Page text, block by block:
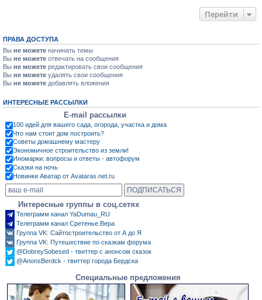
Перейти
ПРАВА ДОСТУПА
Вы не можете начинать темы
Вы не можете отвечать на сообщения
Вы не можете редактировать свои сообщения
Вы не можете удалять свои сообщения
Вы не можете добавлять вложения
ИНТЕРЕСНЫЕ РАССЫЛКИ
E-mail рассылки
100 идей для вашего сада, огорода, участка и дома
Что нам стоит дом построить?
Советы домашнему мастеру
Экономичное строительство из земли!
Иномарки: вопросы и ответы - автофорум
Сказки на ночь
Новинки Аватар от Avataras.net.ru
Интересные группы в соц.сетях
Телеграмм канал YaDumau_RU
Телеграмм канал Сретенье.Вера
Группа VK: Сайтостроительство от А до Я
Группа VK: Путешествие по сказкам форума
@DobreySobesed - твиттер с анонсом сказок
@AnonsBerdck - твиттер города Бердска
Специальные предложения